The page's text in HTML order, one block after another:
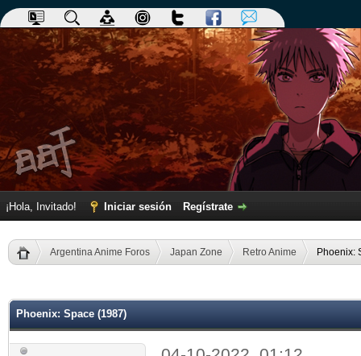
¡Hola, Invitado! Iniciar sesión Regístrate
Argentina Anime Foros Japan Zone Retro Anime Phoenix:
Phoenix: Space (1987)